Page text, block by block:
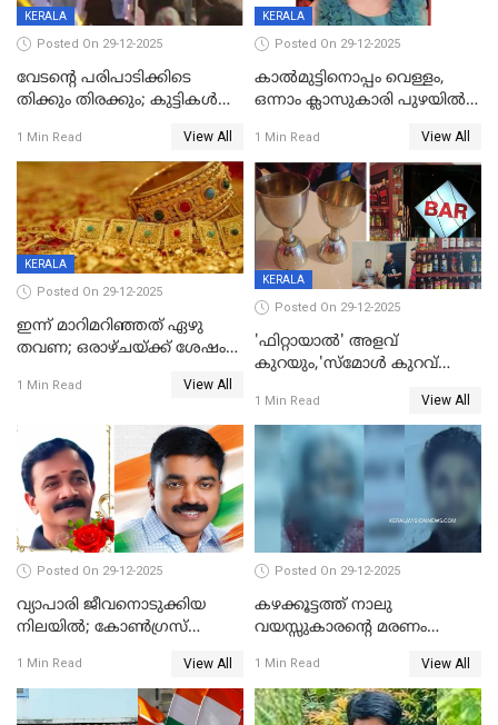
KERALA
Posted On 29-12-2025
വേടന്റെ പരിപാടിക്കിടെ
തിക്കും തിരക്കും; കുട്ടികള്‍
പരിക്ക്; പാളം മറികടന്ന
യുവാവ് ട്രെയിന്‍ തട്ടി മരിച്ചു
1 Min Read View All
KERALA
Posted On 29-12-2025
കാൽമുട്ടിനൊപ്പം വെള്ളം,
ഒന്നാം ക്ലാസുകാരി പുഴയിൽ
കുട്ടികൾക്കൊപ്പം
കളിക്കുന്നതിനിടെ
1 Min Read View All
KERALA
Posted On 29-12-2025
ഇന്ന് മാറിമറിഞ്ഞത് ഏഴു
തവണ; ഒരാഴ്ചയ്ക്ക് ശേഷം
1 Min Read View All
KERALA
Posted On 29-12-2025
'ഫിറ്റായാൽ' അളവ്
കുറയും,'സ്‌മോൾ കുറവ്
പിഴ
1 Min Read View All
Posted On 29-12-2025
വ്യാപാരി ജീവനൊടുക്കിയ
നിലയില്‍; കോണ്‍ഗ്രസ്
മാനസികപീഡനമെന്ന് കുറിപ്പ്
1 Min Read View All
Posted On 29-12-2025
കഴക്കൂട്ടത്ത് നാലു
വയസ്സുകാരന്റെ മരണം
സുഹൃത്തും പൊലീസ്
കസ്റ്റഡിയിൽ
1 Min Read View All